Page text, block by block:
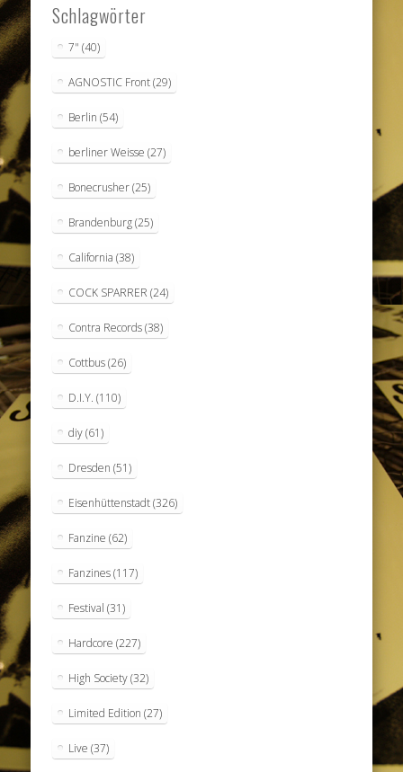
Schlagwörter
7" (40)
AGNOSTIC Front(29)
Berlin (54)
berliner Weisse (27)
Bonecrusher(25)
Brandenburg(25)
California (38)
COCK SPARRER (24)
Contra Records(38)
Cottbus(26)
D.I.Y. (110)
diy(61)
Dresden (51)
Eisenhüttenstadt(326)
Fanzine (62)
Fanzines(117)
Festival (31)
Hardcore (227)
High Society(32)
Limited Edition (27)
Live (37)